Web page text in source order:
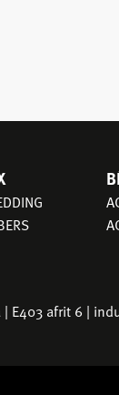
| E403 afrit 6 |